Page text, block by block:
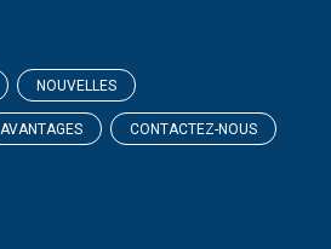
NOUVELLES
AVANTAGES CONTACTEZ-NOUS